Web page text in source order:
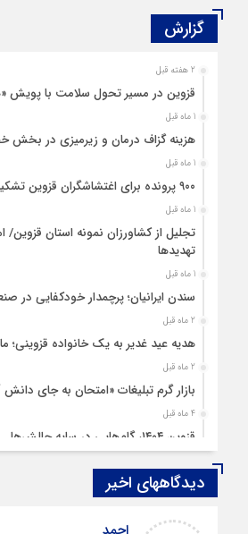
گزارش‌
2 هفته قبل
قزوین در مسیر تحول سلامت با پویش
1 ماه قبل
هزینه‌ گزاف درمان و زیرمیزی در
1 ماه قبل
۹۰۰ پرونده برای اغتشاشگران قزوین تشکیل شده است
1 ماه قبل
تجلیل از کشاورزان نمونه استان قزوین/
تهدیدها
1 ماه قبل
سندن ایرانیان؛ پرچمدار خودکفایی در
2 ماه قبل
هدیه عید غدیر به یک خانواده قزوینی؛
2 ماه قبل
بازار گرم تبلیغات «امتحان به جای
4 ماه قبل
قزوین ۱۴۰۴، گام‌هایی در سایه چالش‌ها
چهارشنبه‌ سوری بی‌غوغا
دیدگاههای اخیر